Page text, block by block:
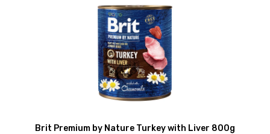
Brit Premium by Nature Turkey with Liver 800g